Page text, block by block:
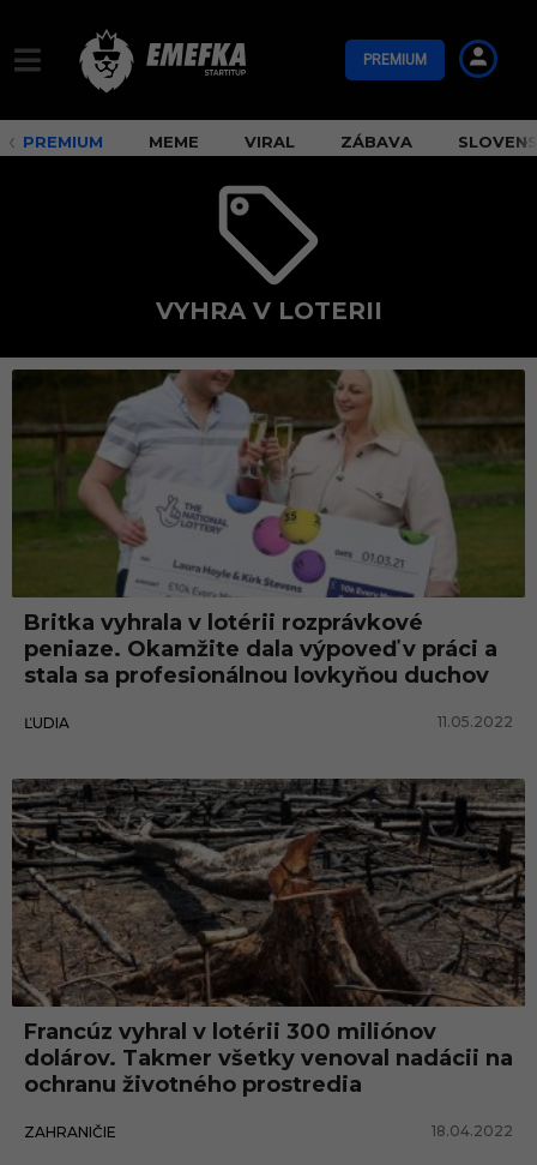
PREMIUM
PREMIUM MEME VIRAL ZÁBAVA
VYHRA V LOTERII
y
h
a
l
o
t
e
i
i
Britka vyhrala v lotérii rozprávkové
peniaze. Okamžite dala výpoveď v práci a
stala sa profesionálnou lovkyňou duchov
ĽUDIA 11.05.2022
Francúz vyhral v lotérii 300 miliónov
dolárov. Takmer všetky venoval nadácii na
ochranu životného prostredia
ZAHRANIČIE 18.04.2022